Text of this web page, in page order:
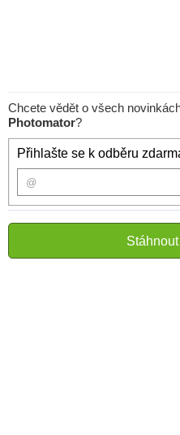
Chcete vědět o všech
Photomator?
Přihlašte se k odběru